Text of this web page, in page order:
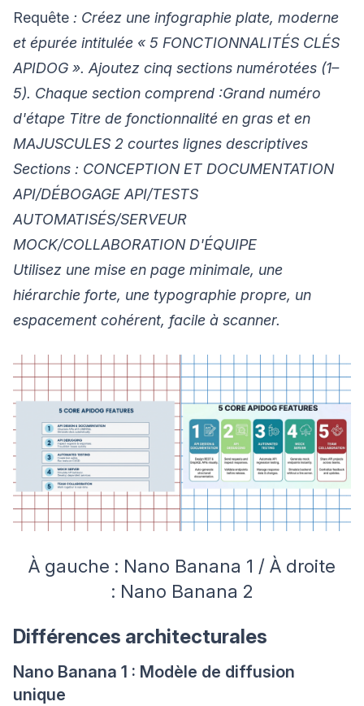
Requête : Créez une infographie plate, moderne
et épurée intitulée « 5 FONCTIONNALITÉS CLÉS
APIDOG ». Ajoutez cinq sections numérotées (1–
5). Chaque section comprend :Grand numéro
d'étape Titre de fonctionnalité en gras et en
MAJUSCULES 2 courtes lignes descriptives
Sections : CONCEPTION ET DOCUMENTATION
API/DÉBOGAGE API/TESTS
AUTOMATISÉS/SERVEUR
MOCK/COLLABORATION D'ÉQUIPE
Utilisez une mise en page minimale, une
hiérarchie forte, une typographie propre, un
espacement cohérent, facile à scanner.
À gauche : Nano Banana 1 / À droite
: Nano Banana 2
Différences architecturales
Nano Banana 1 : Modèle de diffusion
unique